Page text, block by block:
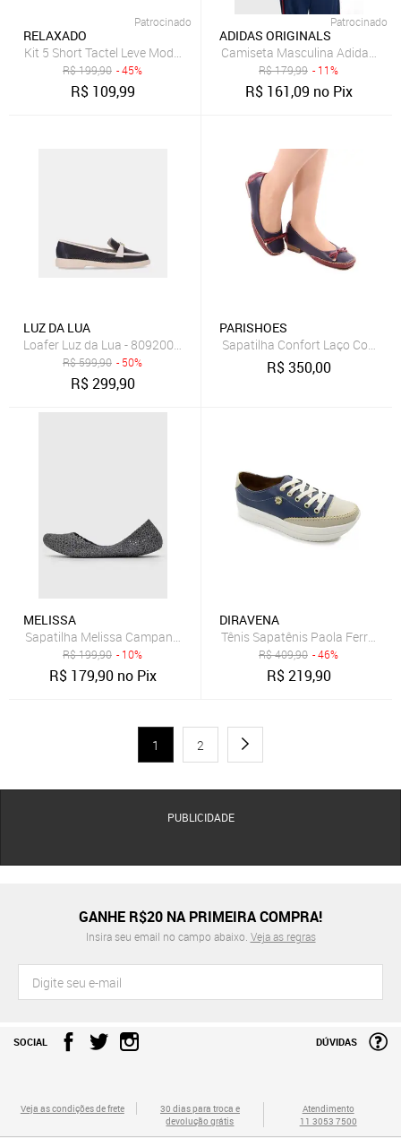
Patrocinado
RELAXADO
Kit 5 Short Tactel Leve Moda Praia Liso Bermuda Masculina
R$199,90 - 45%
R$ 109,99
Patrocinado
ADIDAS ORIGINALS
Camiseta Masculina Adidas
R$179,99 - 11%
R$ 161,09 no Pix
LUZ DA LUA
Loafer Luz da Lua - 80920003 Luz Da Lua Azul Marinho
R$599,90 - 50%
R$299,90
PARISHOES
Sapatilha Confort Laço Couro
R$350,00
MELISSA
Sapatilha Melissa Campana Papel Azul-Marinho
R$199,90 - 10%
R$ 179,90no Pix
DIRAVENA
Tênis Sapatênis Paola Ferrara -
R$409,90 - 46%
R$219,90
1 2
PUBLICIDADE
GANHE R$20 NA PRIMEIRA COMPRA!
Insira seu email no campo abaixo. Veja as regras
SOCIAL DÚVIDAS
Veja as condições de frete
30 dias para troca e
devolução grátis
Atendimento
11 3053 7500